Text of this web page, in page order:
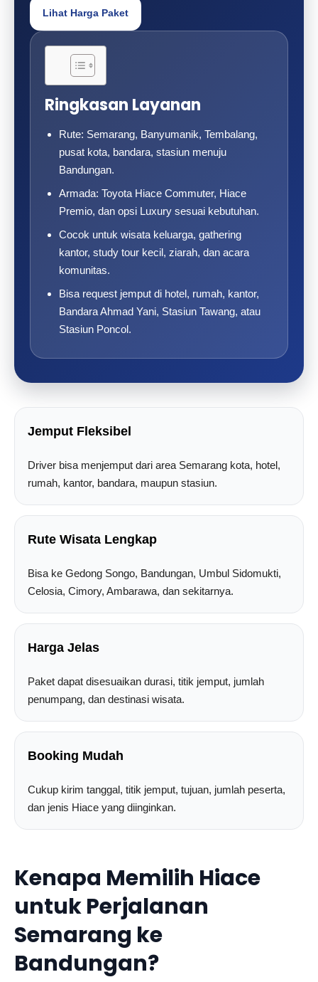
Lihat Harga Paket
Ringkasan Layanan
Rute: Semarang, Banyumanik, Tembalang,
pusat kota, bandara, stasiun menuju
Bandungan.
Armada: Toyota Hiace Commuter, Hiace
Premio, dan opsi Luxury sesuai kebutuhan.
Cocok untuk wisata keluarga, gathering
kantor, study tour kecil, ziarah, dan acara
komunitas.
Bisa request jemput di hotel, rumah, kantor,
Bandara Ahmad Yani, Stasiun Tawang, atau
Stasiun Poncol.
Jemput Fleksibel
Driver bisa menjemput dari area Semarang kota, hotel,
rumah, kantor, bandara, maupun stasiun.
Rute Wisata Lengkap
Bisa ke Gedong Songo, Bandungan, Umbul Sidomukti,
Celosia, Cimory, Ambarawa, dan sekitarnya.
Harga Jelas
Paket dapat disesuaikan durasi, titik jemput, jumlah
penumpang, dan destinasi wisata.
Booking Mudah
Cukup kirim tanggal, titik jemput, tujuan, jumlah peserta,
dan jenis Hiace yang diinginkan.
Kenapa Memilih Hiace
untuk Perjalanan
Semarang ke
Bandungan?